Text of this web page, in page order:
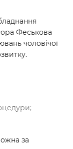
Феськова
чоловічої
за